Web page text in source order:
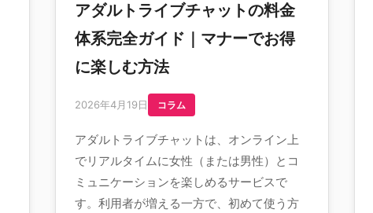
アダルトライブチャットの料金
体系完全ガイド｜マナーでお得
に楽しむ方法
2026年4月19日 コラム
アダルトライブチャットは、オンライン上
でリアルタイムに女性（または男性）とコ
ミュニケーションを楽しめるサービスで
す。利用者が増える一方で、初めて使う方